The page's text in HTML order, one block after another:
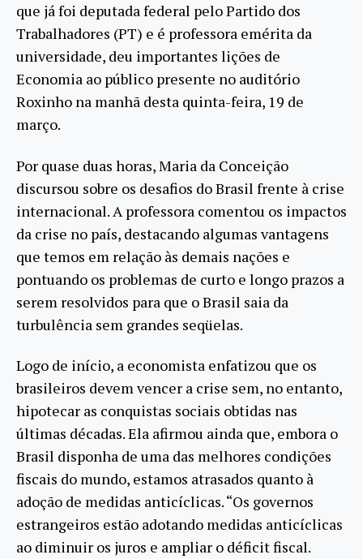
que já foi deputada federal pelo Partido dos
Trabalhadores (PT) e é professora emérita da
universidade, deu importantes lições de
Economia ao público presente no auditório
Roxinho na manhã desta quinta-feira, 19 de
março.
Por quase duas horas, Maria da Conceição
discursou sobre os desafios do Brasil frente à crise
internacional. A professora comentou os impactos
da crise no país, destacando algumas vantagens
que temos em relação às demais nações e
pontuando os problemas de curto e longo prazos a
serem resolvidos para que o Brasil saia da
turbulência sem grandes seqüelas.
Logo de início, a economista enfatizou que os
brasileiros devem vencer a crise sem, no entanto,
hipotecar as conquistas sociais obtidas nas
últimas décadas. Ela afirmou ainda que, embora o
Brasil disponha de uma das melhores condições
fiscais do mundo, estamos atrasados quanto à
adoção de medidas anticíclicas. “Os governos
estrangeiros estão adotando medidas anticíclicas
ao diminuir os juros e ampliar o déficit fiscal.